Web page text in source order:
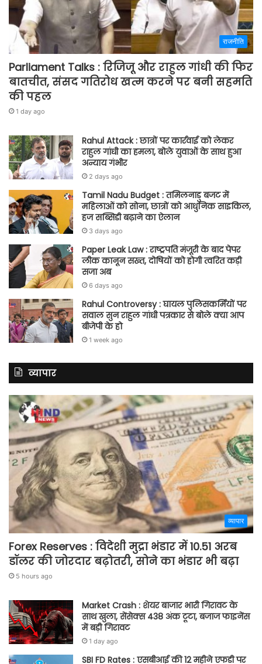
राजनीति
Parliament Talks : रिजिजू और राहुल गांधी की फिर
बातचीत, संसद गतिरोध खत्म करने पर बनी सहमति
की पहल
1 day ago
Rahul Attack : छात्रों पर कार्रवाई को लेकर
राहुल गांधी का हमला, बोले युवाओं के साथ हुआ
अन्याय गंभीर
2 days ago
Tamil Nadu Budget : तमिलनाडु बजट में
महिलाओं को सोना, छात्रों को आधुनिक साइकिल,
हज सब्सिडी बढ़ाने का ऐलान
3 days ago
Paper Leak Law : राष्ट्रपति मंजूरी के बाद पेपर
लीक कानून सख्त, दोषियों को होगी त्वरित कड़ी
सजा अब
6 days ago
Rahul Controversy : घायल पुलिसकर्मियों पर
सवाल सुन राहुल गांधी पत्रकार से बोले क्या आप
बीजेपी के हो
1 week ago
व्यापार
व्यापार
Forex Reserves : विदेशी मुद्रा भंडार में 10.51 अरब
डॉलर की जोरदार बढ़ोतरी, सोने का भंडार भी बढ़ा
5 hours ago
Market Crash : शेयर बाजार भारी गिरावट के
साथ खुला, सेंसेक्स 438 अंक टूटा, बजाज फाइनेंस
में बड़ी गिरावट
1 day ago
SBI FD Rates : एसबीआई की 12 महीने एफडी पर